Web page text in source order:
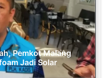
Pemkot Malang
Jadi Solar